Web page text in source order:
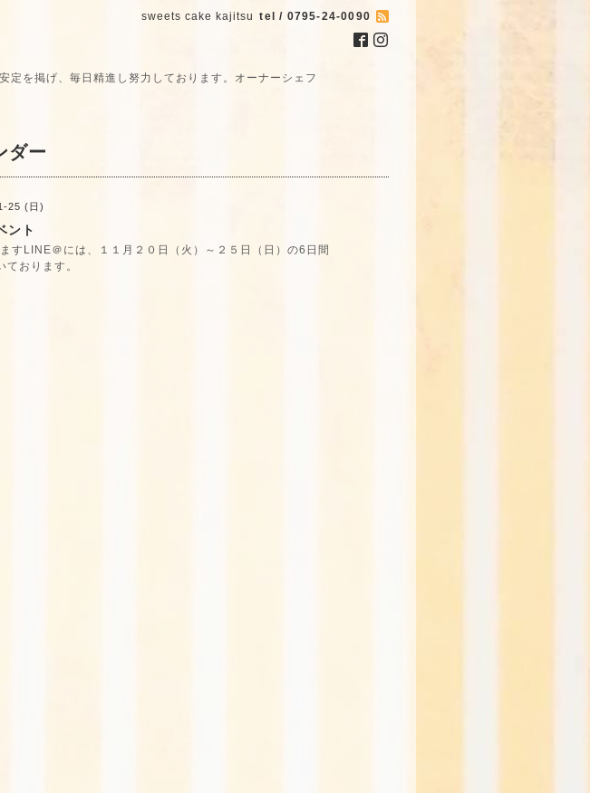
sweets cake kajitsu tel / 0795-24-0090
定を掲げ、毎日精進し努力しております。オーナーシェフ
ダー
25 (日)
ント
すLINE＠には、１１月２０日（火）～２５日（日）の6日間
おります。